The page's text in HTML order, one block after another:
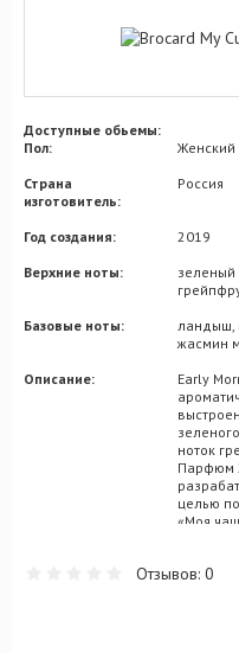
Доступные обьемы:
Пол:
Женский
Страна
изготовитель:
Россия
Год создания:
2019
Верхние ноты:
зеленый
Базовые ноты:
ландыш,
жасмин
Описание:
Early
ноток
Парфюм
целью
«Моя
Отзывов: 0